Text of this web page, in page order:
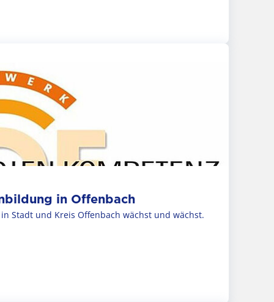
in Offenbach
Stadt und Kreis Offenbach wächst und wächst.